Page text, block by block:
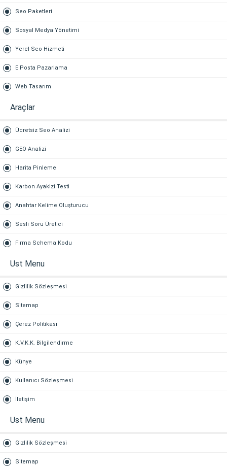
Seo Paketleri
Sosyal Medya Yönetimi
Yerel Seo Hizmeti
E Posta Pazarlama
Web Tasarım
Araçlar
Ücretsiz Seo Analizi
GEO Analizi
Harita Pinleme
Karbon Ayakizi Testi
Anahtar Kelime Oluşturucu
Sesli Soru Üretici
Firma Schema Kodu
Ust Menu
Gizlilik Sözleşmesi
Sitemap
Çerez Politikası
K.V.K.K. Bilgilendirme
Künye
Kullanıcı Sözleşmesi
İletişim
Ust Menu
Gizlilik Sözleşmesi
Sitemap